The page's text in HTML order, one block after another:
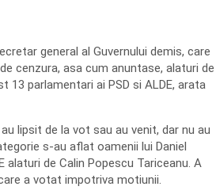
general al Guvernului demis, care
cenzura, asa cum anuntase, alaturi de
13 parlamentari ai PSD si ALDE, arata
lipsit de la vot sau au venit, dar nu au
s-au aflat oamenii lui Daniel
de Calin Popescu Tariceanu. A
a votat impotriva motiunii.